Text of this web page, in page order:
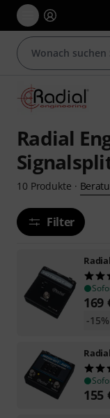
Radial
10 Produkte ·
Filter
169
-15%
155